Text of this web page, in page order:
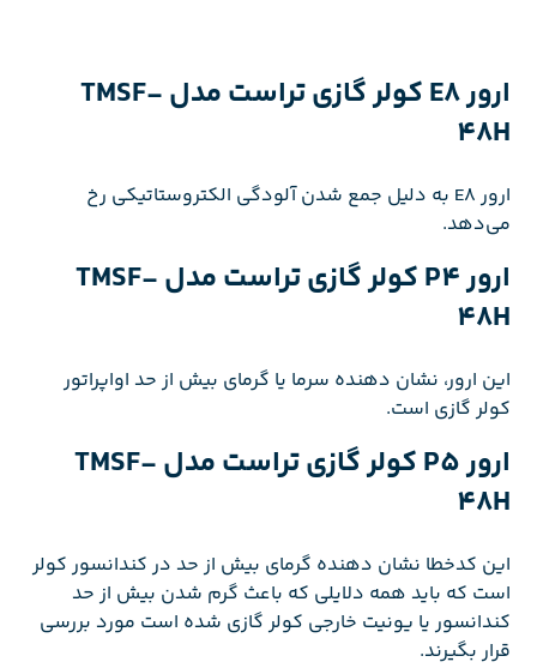
ارور E8 کولر گازی تراست مدل TMSF-
48H
ارور E8 به دلیل جمع شدن آلودگی الکتروستاتیکی رخ
می‌دهد.
ارور P4 کولر گازی تراست مدل TMSF-
48H
این ارور، نشان دهنده سرما یا گرمای بیش از حد اواپراتور
کولر گازی است.
ارور P5 کولر گازی تراست مدل TMSF-
48H
این کدخطا نشان دهنده گرمای بیش از حد در کندانسور کولر
است که باید همه دلایلی که باعث گرم شدن بیش از حد
کندانسور یا یونیت خارجی کولر گازی شده است مورد بررسی
قرار بگیرند.